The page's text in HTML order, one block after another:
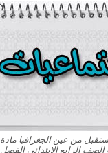
من عين الجغرافيا مادة
الرابع الابتدائي الفصل